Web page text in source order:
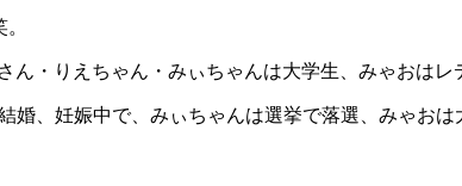
・りえちゃん・みぃちゃんは大学生、みゃおは
婚、妊娠中で、みぃちゃんは選挙で落選、みゃお